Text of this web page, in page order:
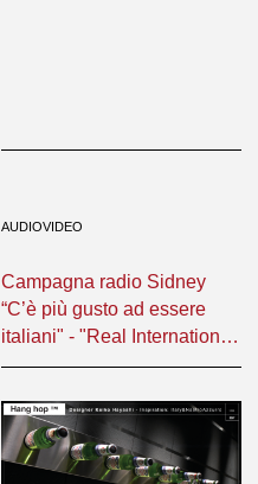
AUDIOVIDEO
Campagna radio Sidney
“C’è più gusto ad essere
italiani" - "Real International
taste"